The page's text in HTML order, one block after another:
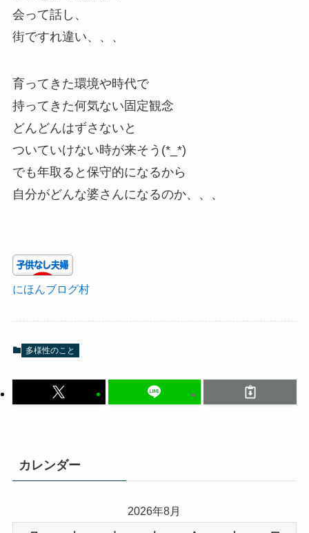
会って話し、
街ですれ違い、、、
育ってきた環境や時代で
持ってきた何気ない固定観念
どんどんはずさないと
ついていけない時が来そう(*_*)
でも年取ると保守的になるから
自分がどんな婆さんになるのか、、、
にほんブログ村
多様性のこと
カレンダー
2026年8月